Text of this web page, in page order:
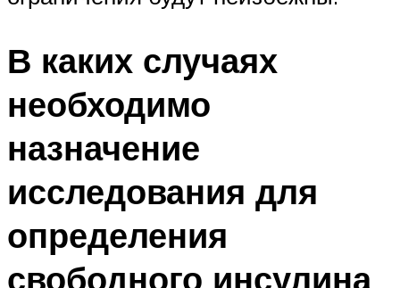
В каких случаях
необходимо
назначение
исследования для
определения
свободного инсулина